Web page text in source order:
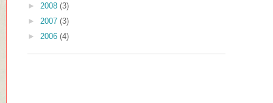
► 2008 (3)
► 2007 (3)
► 2006 (4)